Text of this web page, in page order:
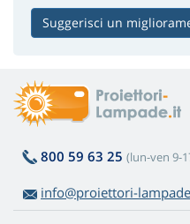
Suggerisci un
800 59 63 25 (lun-ven 9-
info@proiettori-